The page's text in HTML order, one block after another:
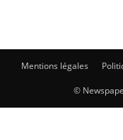
Mentions légales
©